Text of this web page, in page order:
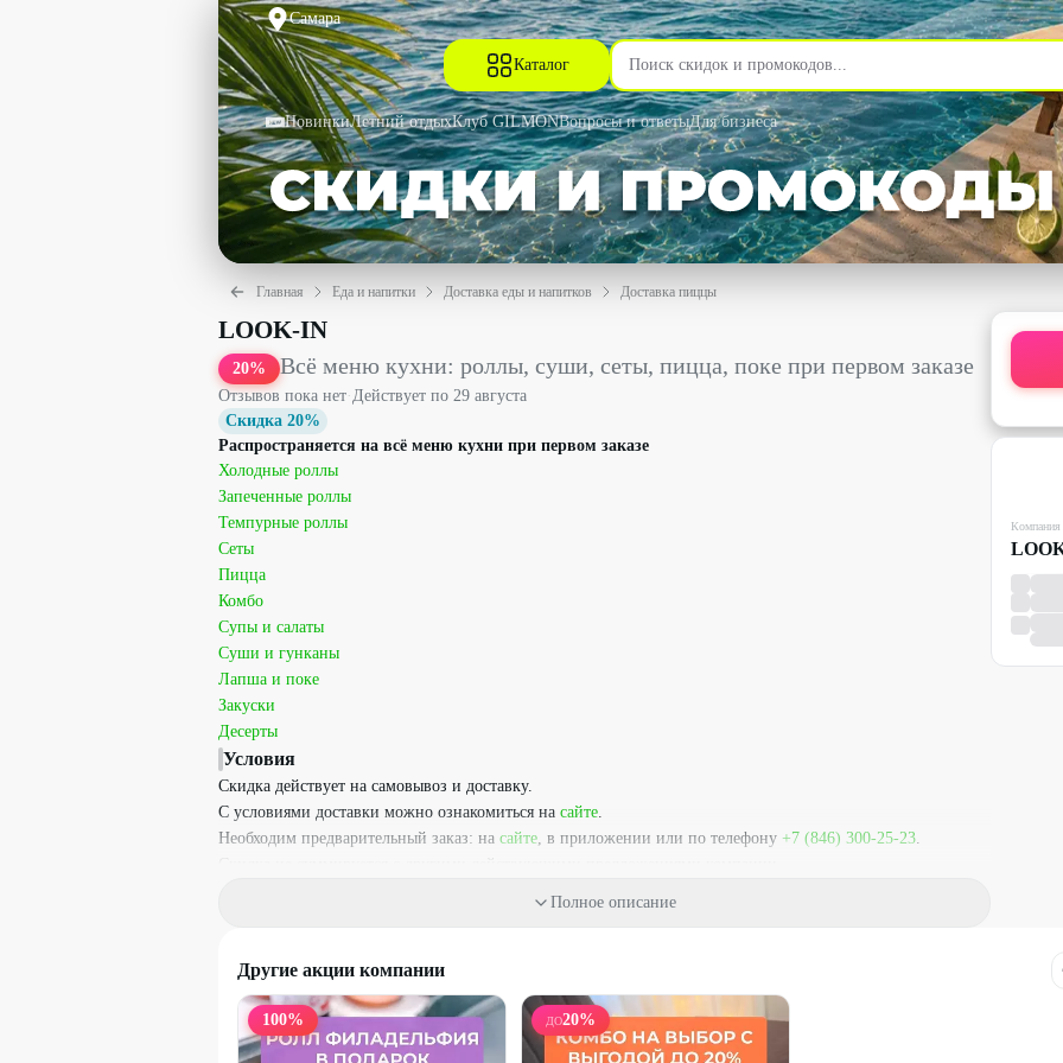
Самара
Каталог
НовинкиЛетний отдыхКлуб GILMONВопросы и ответыДля бизнеса
Главная Еда и напитки Доставка еды и напитков Доставка пиццы
Всё меню кухни: роллы, суши, сеты, пицца, поке при первом заказе со скидкой 20% - LOOK-IN в
LOOK-IN
20% Всё меню кухни: роллы, суши, сеты, пицца, поке при первом заказе
Отзывов пока нет·Действует по 29 августа
Скидка 20%
Распространяется на всё меню кухни при первом заказе
Холодные роллы
Запеченные роллы
Темпурные роллы
Сеты
Пицца
Комбо
Супы и салаты
Суши и гунканы
Лапша и поке
Закуски
Десерты
Условия
Скидка действует на самовывоз и доставку.
С условиями доставки можно ознакомиться на сайте.
Необходим предварительный заказ: на сайте, в приложении или по телефону +7 (846) 300-25-23.
Скидка не суммируется с другими действующими предложениями компании.
Полное описание
Компания
Другие акции компании
100% ДО20%